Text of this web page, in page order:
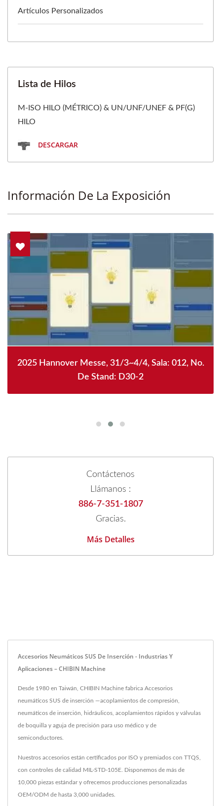
Artículos Personalizados
Lista de Hilos
M-ISO HILO (MÉTRICO) & UN/UNF/UNEF & PF(G)
HILO
DESCARGAR
Información De La Exposición
2025 Hannover Messe, 31/3~4/4, Sala: 012, No.
De Stand: D30-2
Contáctenos
Llámanos :
886-7-351-1807
Gracias.
Más Detalles
Accesorios Neumáticos SUS De Inserción - Industrias Y
Aplicaciones – CHIBIN Machine
Desde 1980 en Taiwán, CHIBIN Machine fabrica Accesorios
neumáticos SUS de inserción —acoplamientos de compresión,
neumáticos de inserción, hidráulicos, acoplamientos rápidos y válvulas
de boquilla y aguja de precisión para uso médico y de
semiconductores.
Nuestros accesorios están certificados por ISO y premiados con TTQS,
con controles de calidad MIL-STD-105E. Disponemos de más de
10,000 piezas estándar y ofrecemos producciones personalizadas
OEM/ODM de hasta 3,000 unidades.